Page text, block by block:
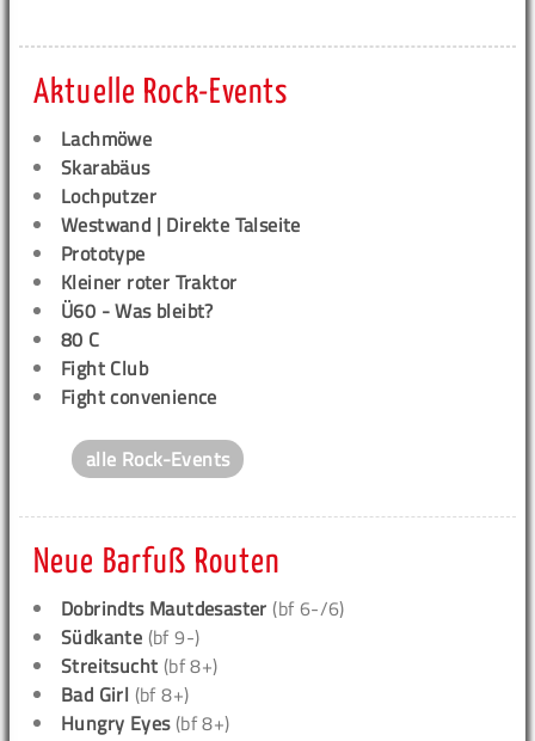
Aktuelle Rock-Events
Lachmöwe
Skarabäus
Lochputzer
Westwand | Direkte Talseite
Prototype
Kleiner roter Traktor
Ü60 - Was bleibt?
80 C
Fight Club
Fight convenience
alle Rock-Events
Neue Barfuß Routen
Dobrindts Mautdesaster (bf 6-/6)
Südkante (bf 9-)
Streitsucht (bf 8+)
Bad Girl (bf 8+)
Hungry Eyes(bf 8+)